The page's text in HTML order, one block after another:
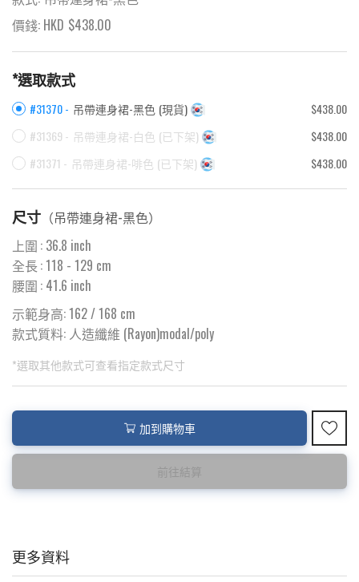
價錢: HKD $438.00
*選取款式
#31370 - 吊帶連身裙-黑色 (現貨)
$438.00
#31369 - 吊帶連身裙-白色 (已下架)
$438.00
#31371 - 吊帶連身裙-啡色 (已下架) $438.00
尺寸 （吊帶連身裙-黑色）
上圍 : 36.8 inch
全長 :118 - 129 cm
腰圍 : 41.6 inch
示範身高: 162 / 168 cm
款式質料: 人造纖維 (Rayon)modal/poly
*選取其他款式可查看指定款式尺寸
此為預購品
<預購款>因為韓國東大門8月暑假關係， 預購款會於8月18日
後才陸續返貨⚠️
此為減價貨品
特價品不設退換，購買前請先確認所列出的尺碼是否合適。
加到購物車
前往結算
更多資料